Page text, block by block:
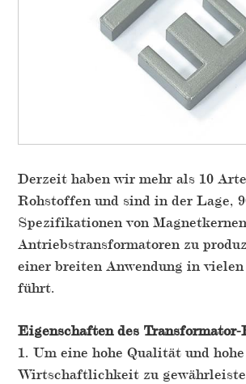
Derzeit haben wir mehr als 10
Rohstoffen und sind in der Lage,
Spezifikationen von
Antriebstransformatoren zu
einer breiten Anwendung in
führt.
Eigenschaften des
1. Um eine hohe Qualität und hohe
Wirtschaftlichkeit zu